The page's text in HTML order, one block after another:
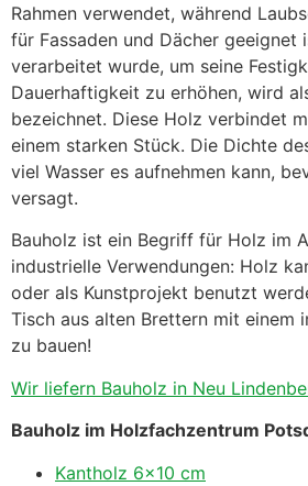
Rahmen verwendet, während
für Fassaden und Dächer geeignet
verarbeitet wurde, um seine
Dauerhaftigkeit zu erhöhen, wird
bezeichnet. Diese Holz verbindet
einem starken Stück. Die Dichte
viel Wasser es aufnehmen kann,
versagt.
Bauholz ist ein Begriff für Holz im
industrielle Verwendungen: Holz
oder als Kunstprojekt benutzt
Tisch aus alten Brettern mit einem
zu bauen!
Wir liefern Bauholz in Neu
Bauholz im Holzfachzentrum
Kantholz 6×10 cm